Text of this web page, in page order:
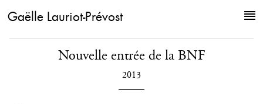
Gaëlle Lauriot-Prévost
Nouvelle entrée de la BNF
2013